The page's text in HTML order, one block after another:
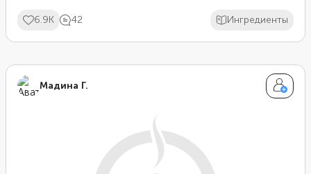
6.9K 42 Ингредиенты
Мадина Г.